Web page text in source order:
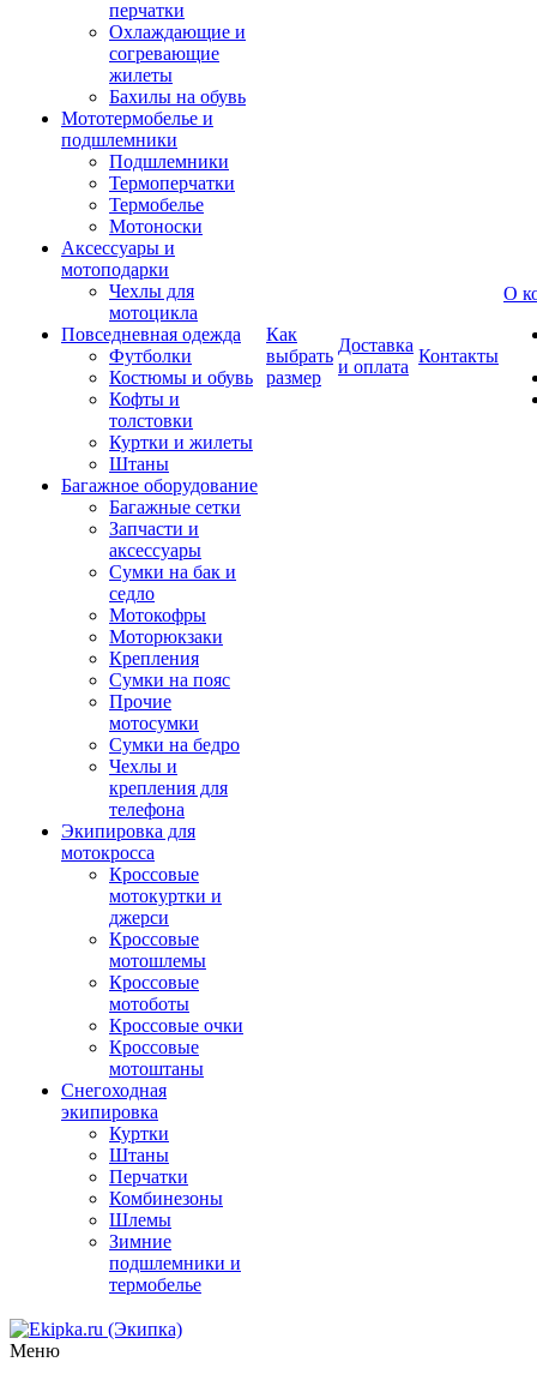
перчатки
Охлаждающие и
согревающие
жилеты
Бахилы на обувь
Мототермобелье и
подшлемники
Подшлемники
Термоперчатки
Термобелье
Мотоноски
Аксессуары и
мотоподарки
Чехлы для
мотоцикла
Повседневная одежда
Футболки
Костюмы и обувь
Кофты и
толстовки
Куртки и жилеты
Штаны
Багажное оборудование
Багажные сетки
Запчасти и
аксессуары
Сумки на бак и
седло
Мотокофры
Моторюкзаки
Крепления
Сумки на пояс
Прочие
мотосумки
Сумки на бедро
Чехлы и
крепления для
телефона
Экипировка для
мотокросса
Кроссовые
мотокуртки и
джерси
Кроссовые
мотошлемы
Кроссовые
мотоботы
Кроссовые очки
Кроссовые
мотоштаны
Снегоходная
экипировка
Куртки
Штаны
Перчатки
Комбинезоны
Шлемы
Зимние
подшлемники и
термобелье
Как
выбрать
размер
Доставка
и оплата
Контакты
О
Меню